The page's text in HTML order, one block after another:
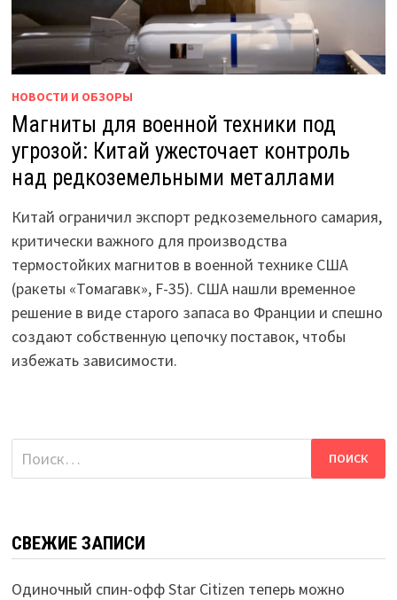
НОВОСТИ И ОБЗОРЫ
Магниты для военной техники под
угрозой: Китай ужесточает контроль
над редкоземельными металлами
Китай ограничил экспорт редкоземельного самария,
критически важного для производства
термостойких магнитов в военной технике США
(ракеты «Томагавк», F-35). США нашли временное
решение в виде старого запаса во Франции и спешно
создают собственную цепочку поставок, чтобы
избежать зависимости.
Найти:
СВЕЖИЕ ЗАПИСИ
Одиночный спин-офф Star Citizen теперь можно